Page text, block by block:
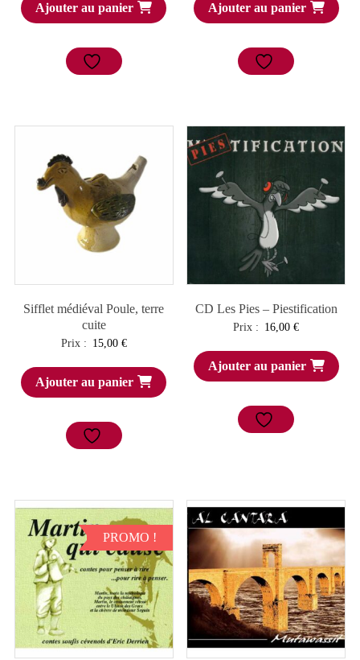
Ajouter au panier Ajouter au panier
Sifflet médiéval Poule, terre
cuite
Prix : 15,00 €
Ajouter au panier
CD Les Pies – Piestification
Prix : 16,00€
Ajouter au panier
PROMO !